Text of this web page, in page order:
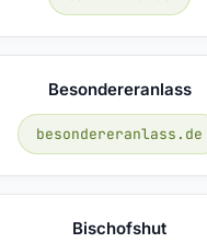
Besondereranlass
besondereranlass.de
Bischofshut